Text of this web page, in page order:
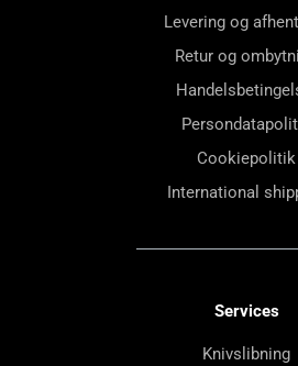
Levering og
Retur og
Cookiepolitik
International
Services
Knivslibning